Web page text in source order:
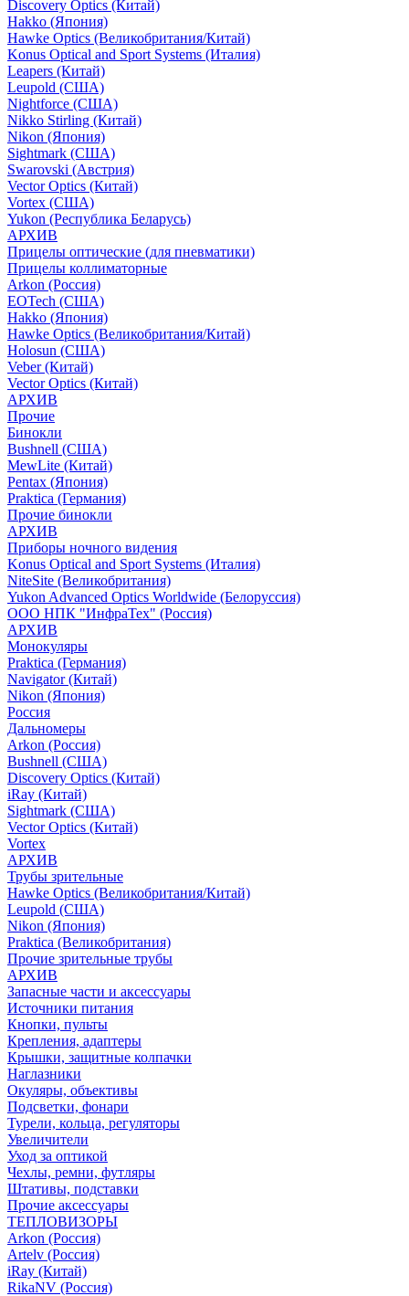
Discovery Optics (Китай)
Hakko (Япония)
Hawke Optics (Великобритания/Китай)
Konus Optical and Sport Systems (Италия)
Leapers (Китай)
Leupold (США)
Nightforce (США)
Nikko Stirling (Китай)
Nikon (Япония)
Sightmark (США)
Swarovski (Австрия)
Vector Optics (Китай)
Vortex (США)
Yukon (Республика Беларусь)
АРХИВ
Прицелы оптические (для пневматики)
Прицелы коллиматорные
Arkon (Россия)
EOTech (США)
Hakko (Япония)
Hawke Optics (Великобритания/Китай)
Holosun (США)
Veber (Китай)
Vector Optics (Китай)
АРХИВ
Прочие
Бинокли
Bushnell (США)
MewLite (Китай)
Pentax (Япония)
Praktica (Германия)
Прочие бинокли
АРХИВ
Приборы ночного видения
Konus Optical and Sport Systems (Италия)
NiteSite (Великобритания)
Yukon Advanced Optics Worldwide (Белоруссия)
ООО НПК "ИнфраТех" (Россия)
АРХИВ
Монокуляры
Praktica (Германия)
Navigator (Китай)
Nikon (Япония)
Россия
Дальномеры
Arkon (Россия)
Bushnell (США)
Discovery Optics (Китай)
iRay (Китай)
Sightmark (США)
Vector Optics (Китай)
Vortex
АРХИВ
Трубы зрительные
Hawke Optics (Великобритания/Китай)
Leupold (США)
Nikon (Япония)
Praktica (Великобритания)
Прочие зрительные трубы
АРХИВ
Запасные части и аксессуары
Источники питания
Кнопки, пульты
Крепления, адаптеры
Крышки, защитные колпачки
Наглазники
Окуляры, объективы
Подсветки, фонари
Турели, кольца, регуляторы
Увеличители
Уход за оптикой
Чехлы, ремни, футляры
Штативы, подставки
Прочие аксессуары
ТЕПЛОВИЗОРЫ
Arkon (Россия)
Artelv (Россия)
iRay (Китай)
RikaNV (Россия)